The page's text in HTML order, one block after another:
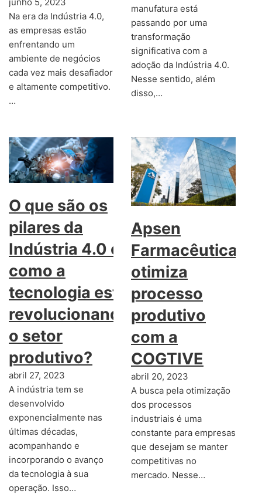
Na era da Indústria 4.0,
as empresas estão
enfrentando um
ambiente de negócios
cada vez mais desafiador
e altamente competitivo.
…
manufatura está
passando por uma
transformação
significativa com a
adoção da Indústria 4.0.
Nesse sentido, além
disso,…
O que são os
pilares da
Indústria 4.0 e
como a
tecnologia está
revolucionando
o setor
produtivo?
abril 27, 2023
A indústria tem se
desenvolvido
exponencialmente nas
últimas décadas,
acompanhando e
incorporando o avanço
da tecnologia à sua
operação. Isso…
Apsen
Farmacêutica
otimiza
processo
produtivo
com a
COGTIVE
abril 20, 2023
A busca pela otimização
dos processos
industriais é uma
constante para empresas
que desejam se manter
competitivas no
mercado. Nesse…